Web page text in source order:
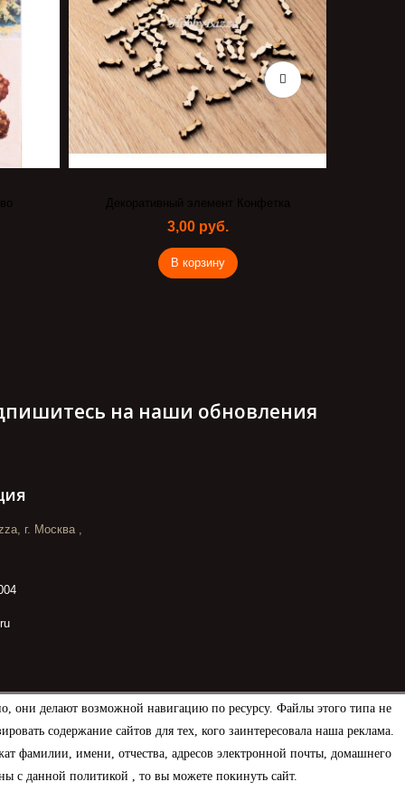
они делают возможной навигацию по ресурсу. Файлы этого типа не
содержание сайтов для тех, кого заинтересовала наша реклама.
фамилии, имени, отчества, адресов электронной почты, домашнего
с данной политикой , то вы можете покинуть сайт.
Декоративный элемент Конфетка
3,00 руб.
В корзину
на наши обновления
г. Москва ,